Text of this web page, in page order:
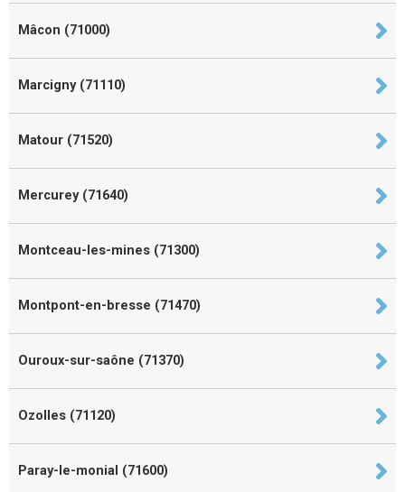
Mâcon (71000)
Marcigny (71110)
Matour (71520)
Mercurey (71640)
Montceau-les-mines (71300)
Montpont-en-bresse (71470)
Ouroux-sur-saône (71370)
Ozolles (71120)
Paray-le-monial (71600)